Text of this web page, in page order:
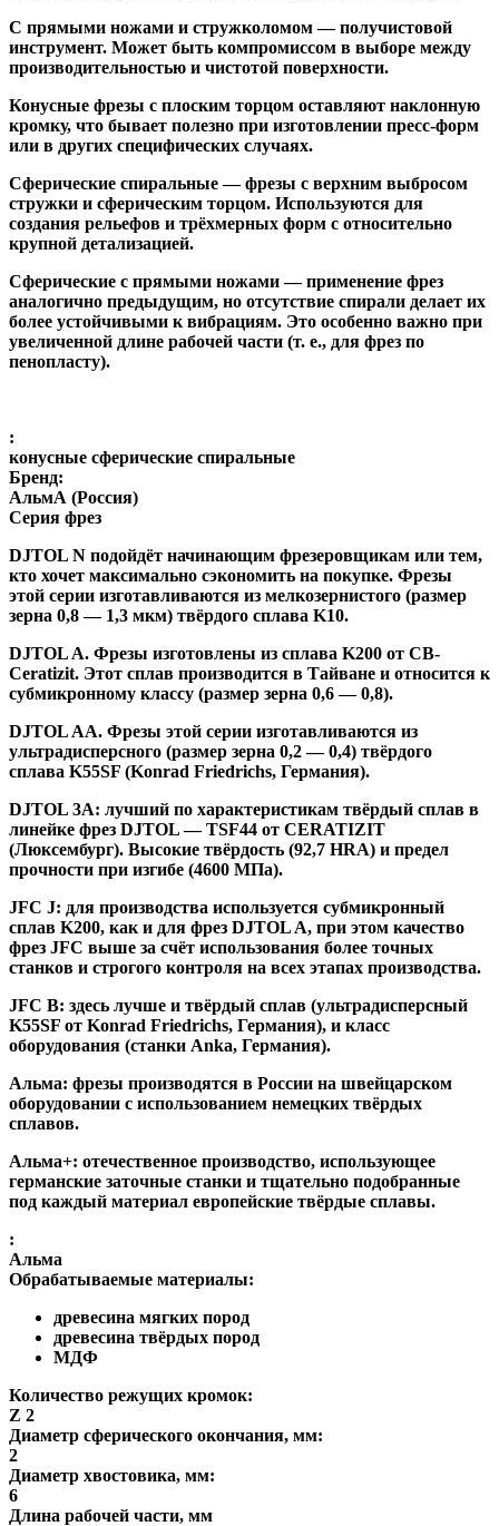
С прямыми ножами и стружколомом— получистовой
инструмент. Может быть компромиссом в выборе между
производительностью и чистотой поверхности.
Конусные фрезы с плоским торцом оставляют наклонную
кромку, что бывает полезно при изготовлении пресс-форм
или в других специфических случаях.
Сферические спиральные— фрезы с верхним выбросом
стружки и сферическим торцом. Используются для
создания рельефов и трёхмерных форм с относительно
крупной детализацией.
Сферические с прямыми ножами— применение фрез
аналогично предыдущим, но отсутствие спирали делает их
более устойчивыми к вибрациям. Это особенно важно при
увеличенной длине рабочей части (т. е., для фрез по
пенопласту).
:
конусные сферические спиральные
Бренд:
АльмА (Россия)
Серия фрез
DJTOL N подойдёт начинающим фрезеровщикам или тем,
кто хочет максимально сэкономить на покупке. Фрезы
этой серии изготавливаются из мелкозернистого (размер
зерна 0,8 — 1,3 мкм) твёрдого сплава K10.
DJTOL A. Фрезы изготовлены из сплава K200 от CB-
Ceratizit. Этот сплав производится в Тайване и относится к
субмикронному классу (размер зерна 0,6 — 0,8).
DJTOL AA. Фрезы этой серии изготавливаются из
ультрадисперсного (размер зерна 0,2 — 0,4) твёрдого
сплава K55SF (Konrad Friedrichs, Германия).
DJTOL 3A: лучший по характеристикам твёрдый сплав в
линейке фрез DJTOL — TSF44 от CERATIZIT
(Люксембург). Высокие твёрдость (92,7 HRA) и предел
прочности при изгибе (4600 МПа).
JFC J: для производства используется субмикронный
сплав K200, как и для фрез DJTOL A, при этом качество
фрез JFC выше за счёт использования более точных
станков и строгого контроля на всех этапах производства.
JFC B: здесь лучше и твёрдый сплав (ультрадисперсный
K55SF от Konrad Friedrichs, Германия), и класс
оборудования (станки Anka, Германия).
Альма: фрезы производятся в России на швейцарском
оборудовании с использованием немецких твёрдых
сплавов.
Альма+: отечественное производство, использующее
германские заточные станки и тщательно подобранные
под каждый материал европейские твёрдые сплавы.
:
Альма
Обрабатываемые материалы:
древесина мягких пород
древесина твёрдых пород
МДФ
Количество режущих кромок:
Z 2
Диаметр сферического окончания, мм:
2
Диаметр хвостовика, мм:
6
Длина рабочей части, мм